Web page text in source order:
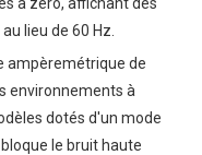
lieu de 60 Hz.
ampèremétrique de
environnements à
dotés d'un mode
le bruit haute